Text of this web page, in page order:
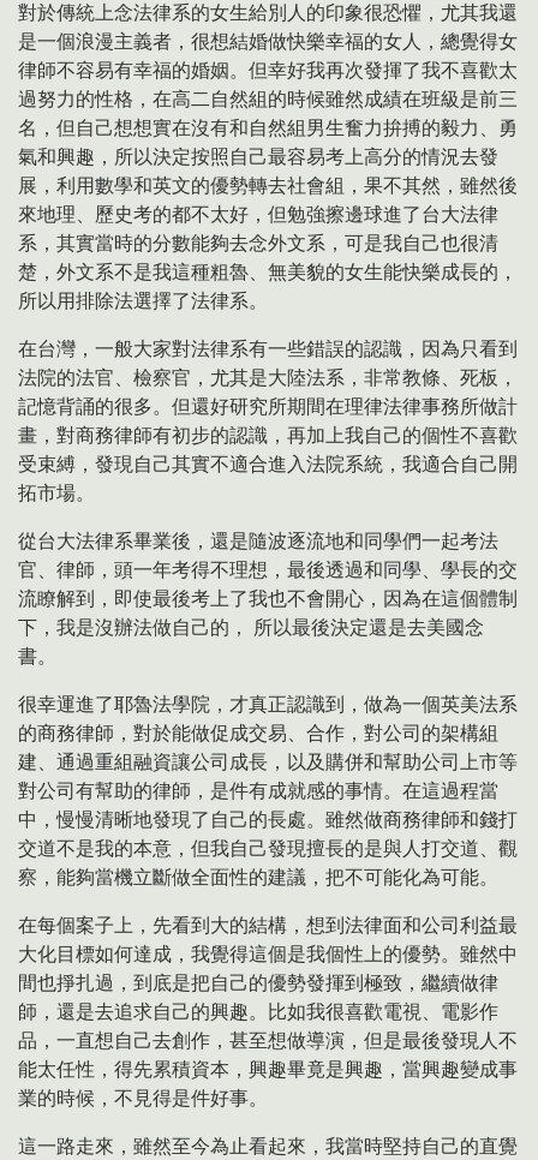
對於傳統上念法律系的女生給別人的印象很恐懼，尤其我還
是一個浪漫主義者，很想結婚做快樂幸福的女人，總覺得女
律師不容易有幸福的婚姻。但幸好我再次發揮了我不喜歡太
過努力的性格，在高二自然組的時候雖然成績在班級是前三
名，但自己想想實在沒有和自然組男生奮力拚搏的毅力、勇
氣和興趣，所以決定按照自己最容易考上高分的情況去發
展，利用數學和英文的優勢轉去社會組，果不其然，雖然後
來地理、歷史考的都不太好，但勉強擦邊球進了台大法律
系，其實當時的分數能夠去念外文系，可是我自己也很清
楚，外文系不是我這種粗魯、無美貌的女生能快樂成長的，
所以用排除法選擇了法律系。
在台灣，一般大家對法律系有一些錯誤的認識，因為只看到
法院的法官、檢察官，尤其是大陸法系，非常教條、死板，
記憶背誦的很多。但還好研究所期間在理律法律事務所做計
畫，對商務律師有初步的認識，再加上我自己的個性不喜歡
受束縛，發現自己其實不適合進入法院系統，我適合自己開
拓市場。
從台大法律系畢業後，還是隨波逐流地和同學們一起考法
官、律師，頭一年考得不理想，最後透過和同學、學長的交
流瞭解到，即使最後考上了我也不會開心，因為在這個體制
下，我是沒辦法做自己的， 所以最後決定還是去美國念
書。
很幸運進了耶魯法學院，才真正認識到，做為一個英美法系
的商務律師，對於能做促成交易、合作，對公司的架構組
建、通過重組融資讓公司成長，以及購併和幫助公司上市等
對公司有幫助的律師，是件有成就感的事情。在這過程當
中，慢慢清晰地發現了自己的長處。雖然做商務律師和錢打
交道不是我的本意，但我自己發現擅長的是與人打交道、觀
察，能夠當機立斷做全面性的建議，把不可能化為可能。
在每個案子上，先看到大的結構，想到法律面和公司利益最
大化目標如何達成，我覺得這個是我個性上的優勢。雖然中
間也掙扎過，到底是把自己的優勢發揮到極致，繼續做律
師，還是去追求自己的興趣。比如我很喜歡電視、電影作
品，一直想自己去創作，甚至想做導演，但是最後發現人不
能太任性，得先累積資本，興趣畢竟是興趣，當興趣變成事
業的時候，不見得是件好事。
這一路走來，雖然至今為止看起來，我當時堅持自己的直覺